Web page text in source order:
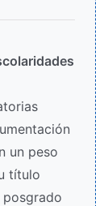
un peso
título